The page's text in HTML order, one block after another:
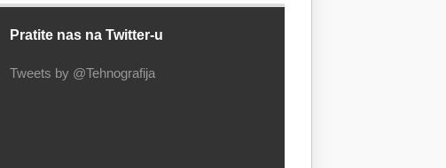
Pratite nas na Twitter-u
Tweets by @Tehnografija